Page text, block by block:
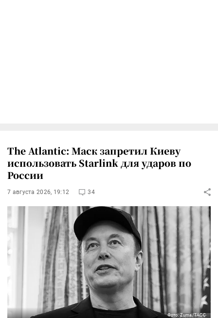
The Atlantic: Маск запретил Киеву
использовать Starlink для ударов по
России
7 августа 2026, 19:12 34
Фото: Zuma/ТАСС